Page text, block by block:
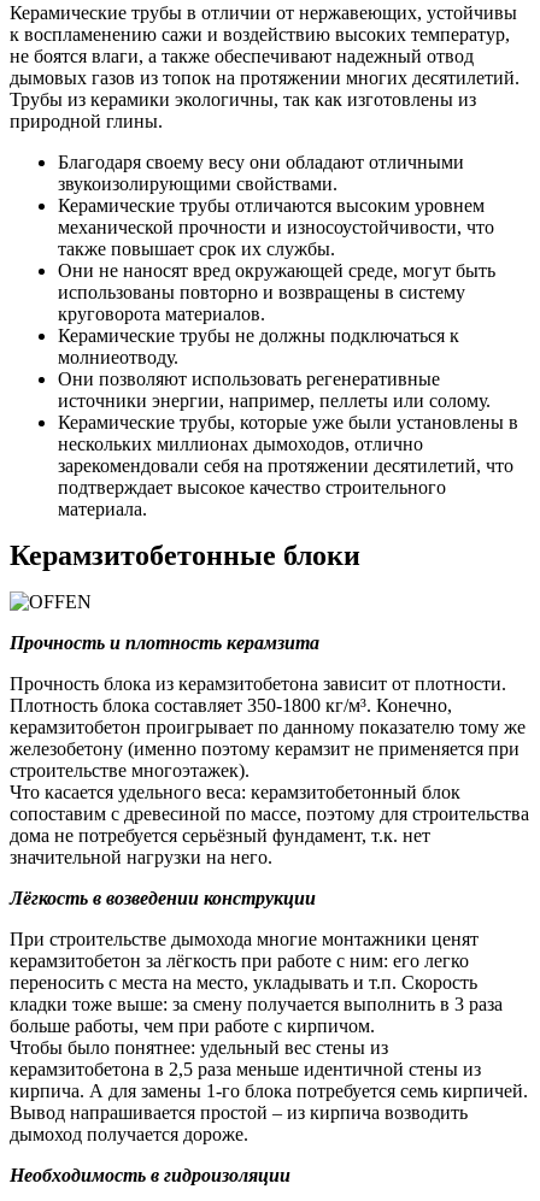
Керамические трубы в отличии от нержавеющих, устойчивы
к воспламенению сажи и воздействию высоких температур,
не боятся влаги, а также обеспечивают надежный отвод
дымовых газов из топок на протяжении многих десятилетий.
Трубы из керамики экологичны, так как изготовлены из
природной глины.
Благодаря своему весу они обладают отличными
звукоизолирующими свойствами.
Керамические трубы отличаются высоким уровнем
механической прочности и износоустойчивости, что
также повышает срок их службы.
Они не наносят вред окружающей среде, могут быть
использованы повторно и возвращены в систему
круговорота материалов.
Керамические трубы не должны подключаться к
молниеотводу.
Они позволяют использовать регенеративные
источники энергии, например, пеллеты или солому.
Керамические трубы, которые уже были установлены в
нескольких миллионах дымоходов, отлично
зарекомендовали себя на протяжении десятилетий, что
подтверждает высокое качество строительного
материала.
Керамзитобетонные блоки
Прочность и плотность керамзита
Прочность блока из керамзитобетона зависит от плотности.
Плотность блока составляет 350-1800 кг/м³. Конечно,
керамзитобетон проигрывает по данному показателю тому же
железобетону (именно поэтому керамзит не применяется при
строительстве многоэтажек).
Что касается удельного веса: керамзитобетонный блок
сопоставим с древесиной по массе, поэтому для строительства
дома не потребуется серьёзный фундамент, т.к. нет
значительной нагрузки на него.
Лёгкость в возведении конструкции
При строительстве дымохода многие монтажники ценят
керамзитобетон за лёгкость при работе с ним: его легко
переносить с места на место, укладывать и т.п. Скорость
кладки тоже выше: за смену получается выполнить в 3 раза
больше работы, чем при работе с кирпичом.
Чтобы было понятнее: удельный вес стены из
керамзитобетона в 2,5 раза меньше идентичной стены из
кирпича. А для замены 1-го блока потребуется семь кирпичей.
Вывод напрашивается простой – из кирпича возводить
дымоход получается дороже.
Необходимость в гидроизоляции